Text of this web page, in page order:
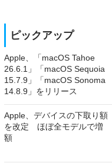
ピックアップ
Apple、「macOS Tahoe
26.6.1」「macOS Sequoia
15.7.9」「macOS Sonoma
14.8.9」をリリース
Apple、デバイスの下取り額
を改定 ほぼ全モデルで増
額